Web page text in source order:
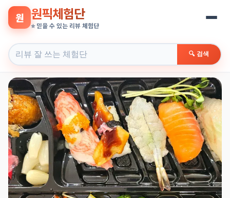
원 원픽체험단
⭐ 믿을 수 있는 리뷰 체험단
🔍 검색